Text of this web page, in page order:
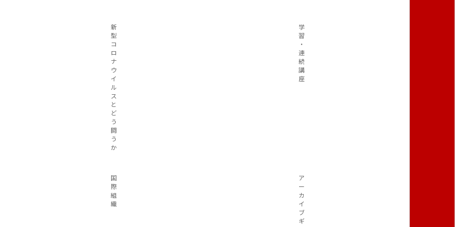
新
型
コ
ロ
ナ
ウ
イ
ル
ス
と
ど
う
闘
う
か
学
習
・
連
続
講
座
国
際
組
織
ア
ー
カ
イ
ブ
ギ